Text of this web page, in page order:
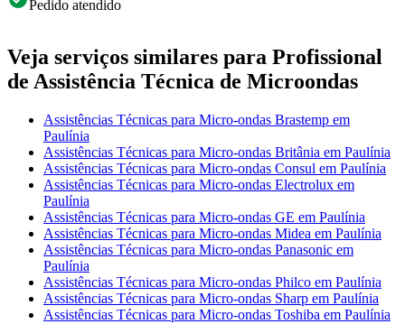
Pedido atendido
Veja serviços similares para Profissional
de Assistência Técnica de Microondas
Assistências Técnicas para Micro-ondas Brastemp em
Paulínia
Assistências Técnicas para Micro-ondas Britânia em Paulínia
Assistências Técnicas para Micro-ondas Consul em Paulínia
Assistências Técnicas para Micro-ondas Electrolux em
Paulínia
Assistências Técnicas para Micro-ondas GE em Paulínia
Assistências Técnicas para Micro-ondas Midea em Paulínia
Assistências Técnicas para Micro-ondas Panasonic em
Paulínia
Assistências Técnicas para Micro-ondas Philco em Paulínia
Assistências Técnicas para Micro-ondas Sharp em Paulínia
Assistências Técnicas para Micro-ondas Toshiba em Paulínia